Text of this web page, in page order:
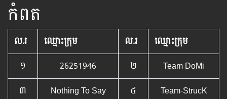
កំពត
ល.រ ឈ្មោះក្រុម ល.រ
ឈ្មោះក្រុម
១
26251946 ២
Team DoMi
៣
Nothing To Say ៤ Team-StrucK